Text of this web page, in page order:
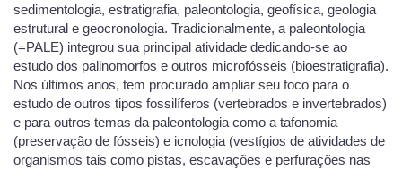
sedimentologia, estratigrafia, paleontologia, geofísica, geologia
estrutural e geocronologia. Tradicionalmente, a paleontologia
(=PALE) integrou sua principal atividade dedicando-se ao
estudo dos palinomorfos e outros microfósseis (bioestratigrafia).
Nos últimos anos, tem procurado ampliar seu foco para o
estudo de outros tipos fossilíferos (vertebrados e invertebrados)
e para outros temas da paleontologia como a tafonomia
(preservação de fósseis) e icnologia (vestígios de atividades de
organismos tais como pistas, escavações e perfurações nas